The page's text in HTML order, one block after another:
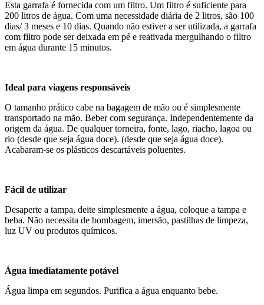
Esta garrafa é fornecida com um filtro. Um filtro é suficiente para
200 litros de água. Com uma necessidade diária de 2 litros, são 100
dias/ 3 meses e 10 dias. Quando não estiver a ser utilizada, a garrafa
com filtro pode ser deixada em pé e reativada mergulhando o filtro
em água durante 15 minutos.
Ideal para viagens responsáveis
O tamanho prático cabe na bagagem de mão ou é simplesmente
transportado na mão. Beber com segurança. Independentemente da
origem da água. De qualquer torneira, fonte, lago, riacho, lagoa ou
rio (desde que seja água doce). (desde que seja água doce).
Acabaram-se os plásticos descartáveis poluentes.
Fácil de utilizar
Desaperte a tampa, deite simplesmente a água, coloque a tampa e
beba. Não necessita de bombagem, imersão, pastilhas de limpeza,
luz UV ou produtos químicos.
Água imediatamente potável
Água limpa em segundos. Purifica a água enquanto bebe.